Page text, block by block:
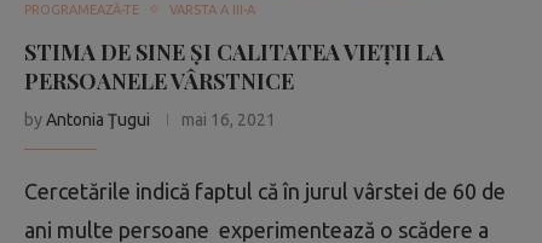
PROGRAMEAZĂ-TE
VARSTA A III-A
STIMA DE SINE ŞI CALITATEA VIEŢII LA
PERSOANELE VÂRSTNICE
byAntonia Ţugui mai 16, 2021
Cercetările indică faptul că în jurul vârstei de 60 de
ani multe persoane experimentează o scădere a